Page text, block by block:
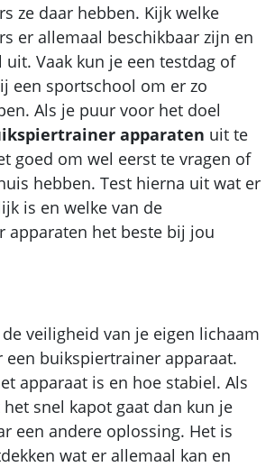
ze daar hebben. Kijk welke
er allemaal beschikbaar zijn en
uit. Vaak kun je een testdag of
een sportschool om er zo
Als je puur voor het doel
apparaten uit te
goed om wel eerst te vragen of
hebben. Test hierna uit wat er
is en welke van de
apparaten het beste bij jou
veiligheid van je eigen lichaam
een buikspiertrainer apparaat.
apparaat is en hoe stabiel. Als
snel kapot gaat dan kun je
een andere oplossing. Het is
wat er allemaal kan en